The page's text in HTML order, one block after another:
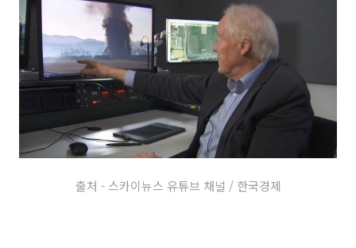
출처 - 스카이뉴스 유튜브 채널 / 한국경제